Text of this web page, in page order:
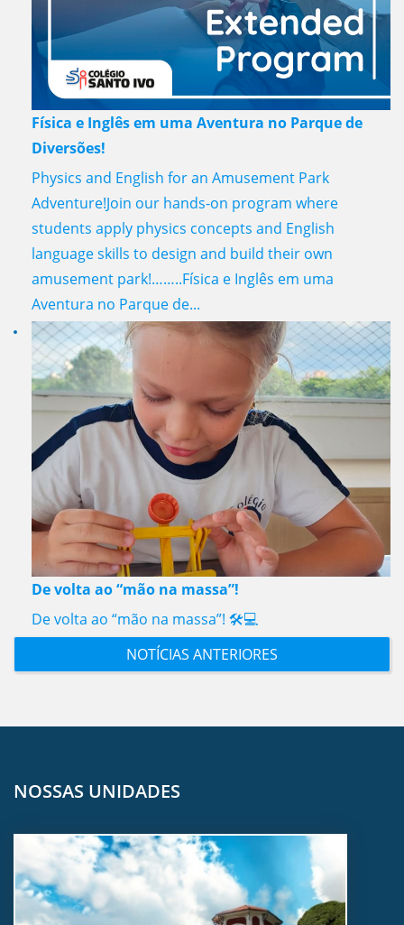
Física e Inglês em uma Aventura no Parque de
Diversões!
Physics and English for an Amusement Park
Adventure!Join our hands-on program where
students apply physics concepts and English
language skills to design and build their own
amusement park!……..Física e Inglês em uma
Aventura no Parque de...
De volta ao “mão na massa”!
De volta ao “mão na massa”! 🛠️💻
NOTÍCIAS ANTERIORES
NOSSAS UNIDADES